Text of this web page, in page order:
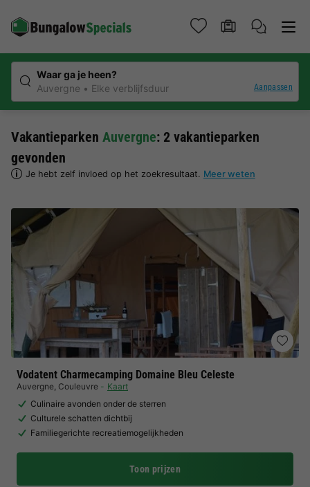
Waar ga je heen?
Auvergne
Elke verblijfsduur Aanpassen
Vakantieparken Auvergne: 2 vakantieparken
gevonden
Je hebt zelf invloed op het zoekresultaat. Meer weten
Vodatent Charmecamping Domaine Bleu Celeste
Auvergne, Couleuvre
Kaart
Culinaire avonden onder de sterren
Culturele schatten dichtbij
Familiegerichte recreatiemogelijkheden
Toon prijzen